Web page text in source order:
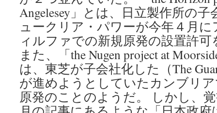
Angelesey」とは、日立製作所の
ュークリア・パワーが今年４月
ィルファでの新規原発の設置許
また、「the Nugen project at
は、東芝が子会社化した（The
が進めようとしていたカンブリ
原発のことのようだ。 しかし、